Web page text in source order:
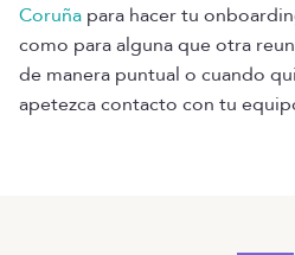
Coruña para hacer tu
como para alguna que otra
de manera puntual o cuando
apetezca contacto con tu